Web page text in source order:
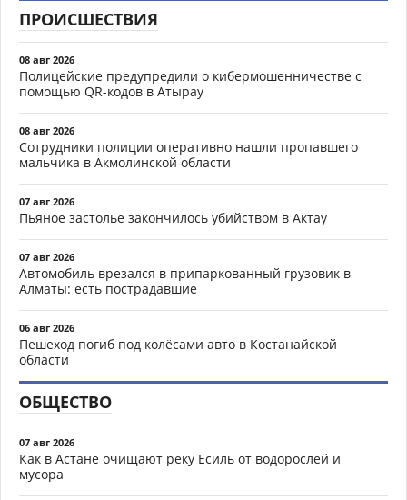
ПРОИСШЕСТВИЯ
08 авг 2026
Полицейские предупредили о кибермошенничестве с
помощью QR-кодов в Атырау
08 авг 2026
Сотрудники полиции оперативно нашли пропавшего
мальчика в Акмолинской области
07 авг 2026
Пьяное застолье закончилось убийством в Актау
07 авг 2026
Автомобиль врезался в припаркованный грузовик в
Алматы: есть пострадавшие
06 авг 2026
Пешеход погиб под колёсами авто в Костанайской
области
ОБЩЕСТВО
07 авг 2026
Как в Астане очищают реку Есиль от водорослей и
мусора